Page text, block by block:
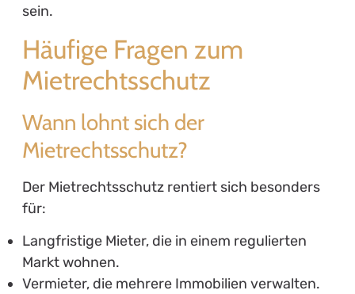
sein.
Häufige Fragen zum
Mietrechtsschutz
Wann lohnt sich der
Mietrechtsschutz?
Der Mietrechtsschutz rentiert sich besonders
für:
Langfristige Mieter, die in einem regulierten
Markt wohnen.
Vermieter, die mehrere Immobilien verwalten.